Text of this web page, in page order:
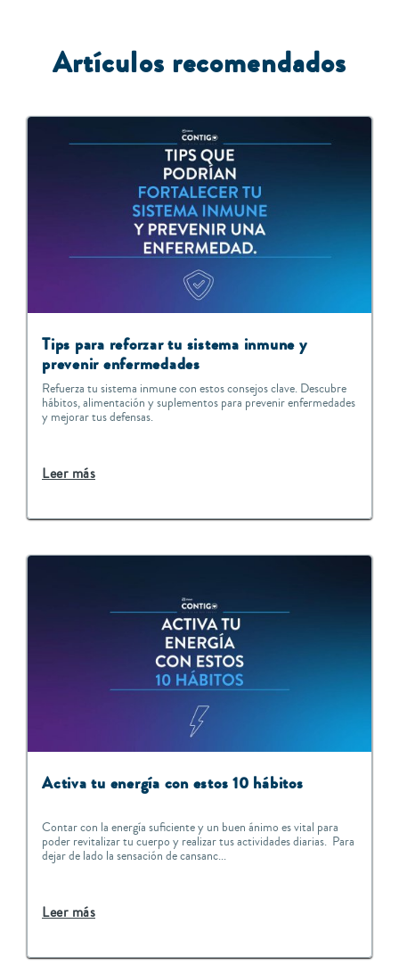
Artículos recomendados
Tips para reforzar tu sistema inmune y
prevenir enfermedades
Refuerza tu sistema inmune con estos consejos clave. Descubre
hábitos, alimentación y suplementos para prevenir enfermedades
y mejorar tus defensas.
Leer más
Activa tu energía con estos 10 hábitos
Contar con la energía suficiente y un buen ánimo es vital para
poder revitalizar tu cuerpo y realizar tus actividades diarias. Para
dejar de lado la sensación de cansanc...
Leer más